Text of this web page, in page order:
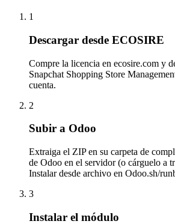
1
Descargar desde ECOSIRE
Compre la licencia en ecosire.com y
Snapchat Shopping Store
cuenta.
2
Subir a Odoo
Extraiga el ZIP en su carpeta de
de Odoo en el servidor (o cárguelo a
Instalar desde archivo en Odoo.sh/
3
Instalar el módulo